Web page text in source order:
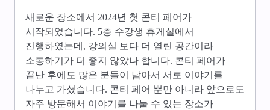
새로운 장소에서 2024년 첫 콘티 페어가
시작되었습니다. 5층 수강생 휴게실에서
진행하였는데, 강의실 보다 더 열린 공간이라
소통하기가 더 좋지 않았나 합니다. 콘티 페어가
끝난 후에도 많은 분들이 남아서 서로 이야기를
나누고 가셨습니다. 콘티 페어 뿐만 아니라 앞으로도
자주 방문해서 이야기를 나눌 수 있는 장소가